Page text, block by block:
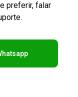
preferir, falar